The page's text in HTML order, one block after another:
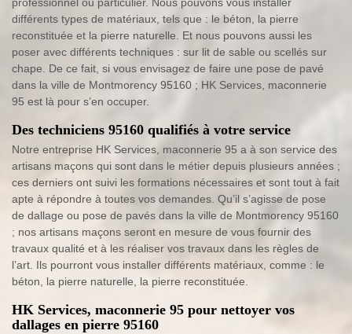
professionnel ou particulier. Nous pouvons vous installer
différents types de matériaux, tels que : le béton, la pierre
reconstituée et la pierre naturelle. Et nous pouvons aussi les
poser avec différents techniques : sur lit de sable ou scellés sur
chape. De ce fait, si vous envisagez de faire une pose de pavé
dans la ville de Montmorency 95160 ; HK Services, maconnerie
95 est là pour s’en occuper.
Des techniciens 95160 qualifiés à votre service
Notre entreprise HK Services, maconnerie 95 a à son service des
artisans maçons qui sont dans le métier depuis plusieurs années ;
ces derniers ont suivi les formations nécessaires et sont tout à fait
apte à répondre à toutes vos demandes. Qu’il s’agisse de pose
de dallage ou pose de pavés dans la ville de Montmorency 95160
; nos artisans maçons seront en mesure de vous fournir des
travaux qualité et à les réaliser vos travaux dans les règles de
l’art. Ils pourront vous installer différents matériaux, comme : le
béton, la pierre naturelle, la pierre reconstituée.
HK Services, maconnerie 95 pour nettoyer vos
dallages en pierre 95160